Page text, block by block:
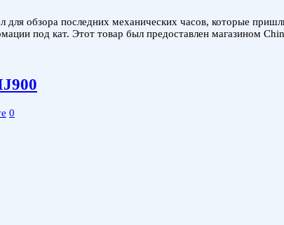
для обзора последних механических часов, которые
под кат. Этот товар был предоставлен магазином
0